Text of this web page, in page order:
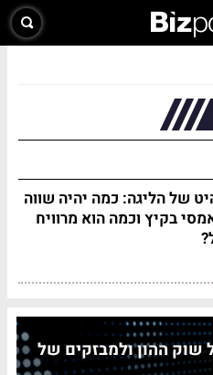
של הליגה: כמה יהיה שווה
בקיץ וכמה הוא מרוויח
שוק ההון ולמבזקים של